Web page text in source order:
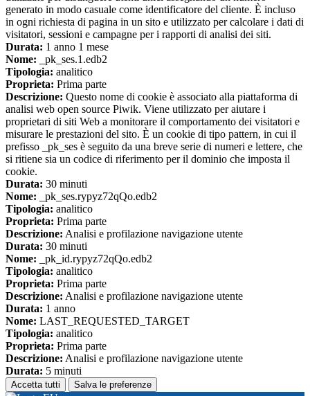
generato in modo casuale come identificatore del cliente. È incluso
in ogni richiesta di pagina in un sito e utilizzato per calcolare i dati di
visitatori, sessioni e campagne per i rapporti di analisi dei siti.
Durata: 1 anno 1 mese
Nome: _pk_ses.1.edb2
Tipologia: analitico
Proprieta: Prima parte
Descrizione: Questo nome di cookie è associato alla piattaforma di
analisi web open source Piwik. Viene utilizzato per aiutare i
proprietari di siti Web a monitorare il comportamento dei visitatori e
misurare le prestazioni del sito. È un cookie di tipo pattern, in cui il
prefisso _pk_ses è seguito da una breve serie di numeri e lettere, che
si ritiene sia un codice di riferimento per il dominio che imposta il
cookie.
Durata: 30 minuti
Nome: _pk_ses.rypyz72qQo.edb2
Tipologia: analitico
Proprieta: Prima parte
Descrizione: Analisi e profilazione navigazione utente
Durata: 30 minuti
Nome: _pk_id.rypyz72qQo.edb2
Tipologia: analitico
Proprieta: Prima parte
Descrizione: Analisi e profilazione navigazione utente
Durata: 1 anno
Nome: LAST_REQUESTED_TARGET
Tipologia: analitico
Proprieta: Prima parte
Descrizione: Analisi e profilazione navigazione utente
Durata: 5 minuti
Accetta tutti Salva le preferenze